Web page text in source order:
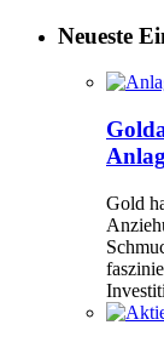
Neueste
Gold